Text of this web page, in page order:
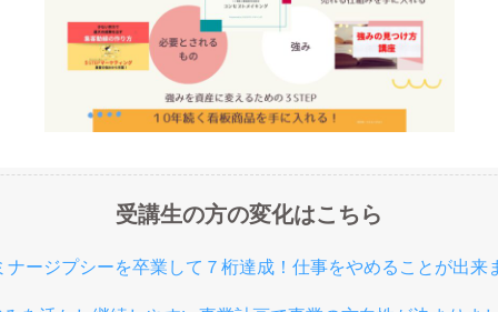
受講生の方の変化はこちら
ージプシーを卒業して７桁達成！仕事をやめることが出来